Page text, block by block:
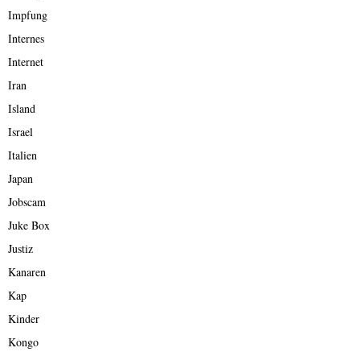
Impfung
Internes
Internet
Iran
Island
Israel
Italien
Japan
Jobscam
Juke Box
Justiz
Kanaren
Kap
Kinder
Kongo